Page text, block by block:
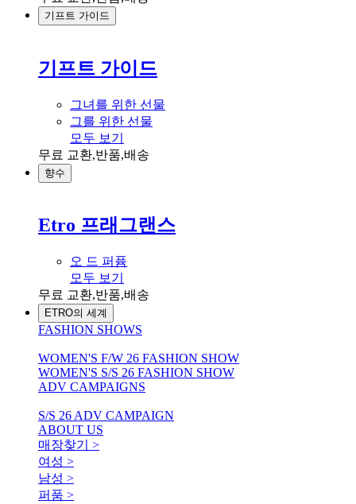
기프트 가이드
기프트 가이드
그녀를 위한 선물
그를 위한 선물
모두 보기
무료 교환,반품,배송
향수
Etro 프래그랜스
오 드 퍼퓸
모두 보기
무료 교환,반품,배송
ETRO의 세계
FASHION SHOWS
WOMEN'S F/W 26 FASHION SHOW
WOMEN'S S/S 26 FASHION SHOW
ADV CAMPAIGNS
S/S 26 ADV CAMPAIGN
ABOUT US
매장찾기 >
여성 >
남성 >
퍼품 >